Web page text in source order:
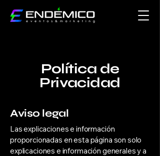
Política de
Privacidad
Aviso legal
Las explicaciones e información
proporcionadas en esta página son solo
explicaciones e información generales y a